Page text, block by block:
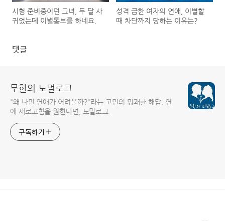
시험 준비중이던 그녀, 두 달 사
귀었는데 이별통보를 하네요.
성격 급한 여자의 연애, 이별할
때 차단까지 당하는 이유는?
댓글
무한의 노멀로그
"왜 나만 연애가 어려울까?"라는 고민의 명쾌한 해답. 연
애 새로고침을 원한다면, 노멀로그.
구독하기